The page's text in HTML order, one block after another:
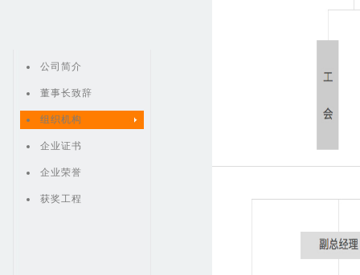
公司简介
董事长致辞
组织机构
企业证书
企业荣誉
获奖工程